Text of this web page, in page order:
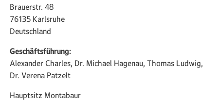
Brauerstr. 48
76135 Karlsruhe
Deutschland
Geschäftsführung:
Alexander Charles, Dr. Michael Hagenau, Thomas Ludwig,
Dr. Verena Patzelt
Hauptsitz Montabaur